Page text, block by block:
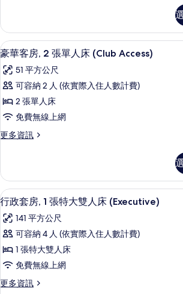
特
大
雙
人
床
(Club
Access)
的
所
相
片
客
房,
1
特
大
人
床
Access)
顯
示
豪
華
客
房,
2
單
人
床
(Club
Access)
的
所
有
豪華客房, 2
4
豪華客房, 2 張單人床 (Club Access)
51 平方公尺
可容納 2 人 (依實際入住人數計費)
2 張單人床
免費無線上網
更多資訊
更
客
房,
2
張
單
人
(Club
Access)
詳
顯
示
行
政
套
房,
1
行政套房, 1
8
行政套房, 1 張特大雙人床 (Executive)
141 平方公尺
可容納 4 人 (依實際入住人數計費)
1 張特大雙人床
免費無線上網
更多資訊
更